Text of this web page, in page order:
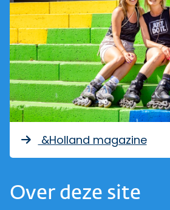
&Holland magazine
Over deze site